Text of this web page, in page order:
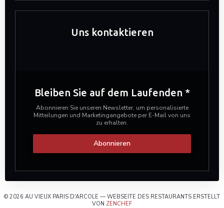
Uns kontaktieren
Bleiben Sie auf dem Laufenden *
Abonnieren Sie unseren Newsletter, um personalisierte
Mitteilungen und Marketingangebote per E-Mail von uns
zu erhalten.
Abonnieren
© 2026 AU VIEUX PARIS D'ARCOLE — WEBSEITE DES RESTAURANTS ERSTELLT
VON ZENCHEF((ÖFFNET EIN NEUES FENSTER))